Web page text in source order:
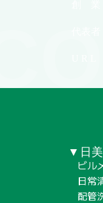
▼日
ビル
日常
配管